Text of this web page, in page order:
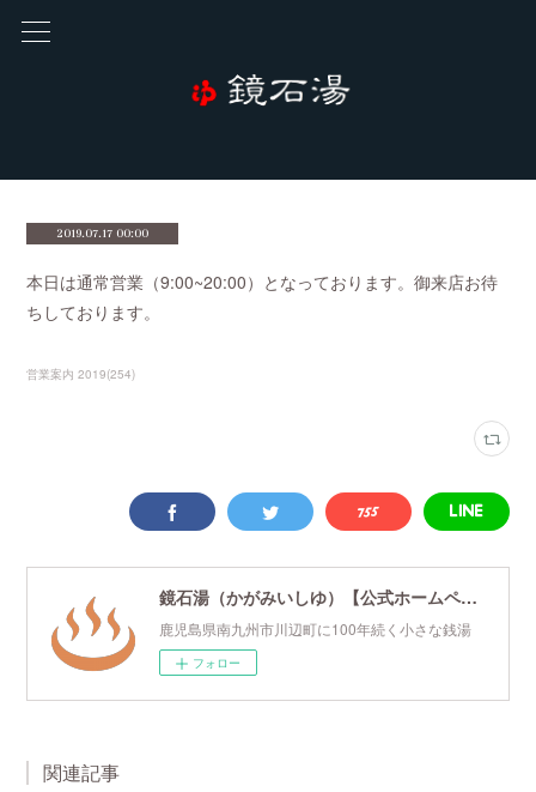
2019.07.17 00:00
本日は通常営業（9:00~20:00）となっております。御来店お待
ちしております。
営業案内 2019(254)
鏡石湯（かがみいしゆ）【公式ホームページ】
鹿児島県南九州市川辺町に100年続く小さな銭湯
フォロー
関連記事